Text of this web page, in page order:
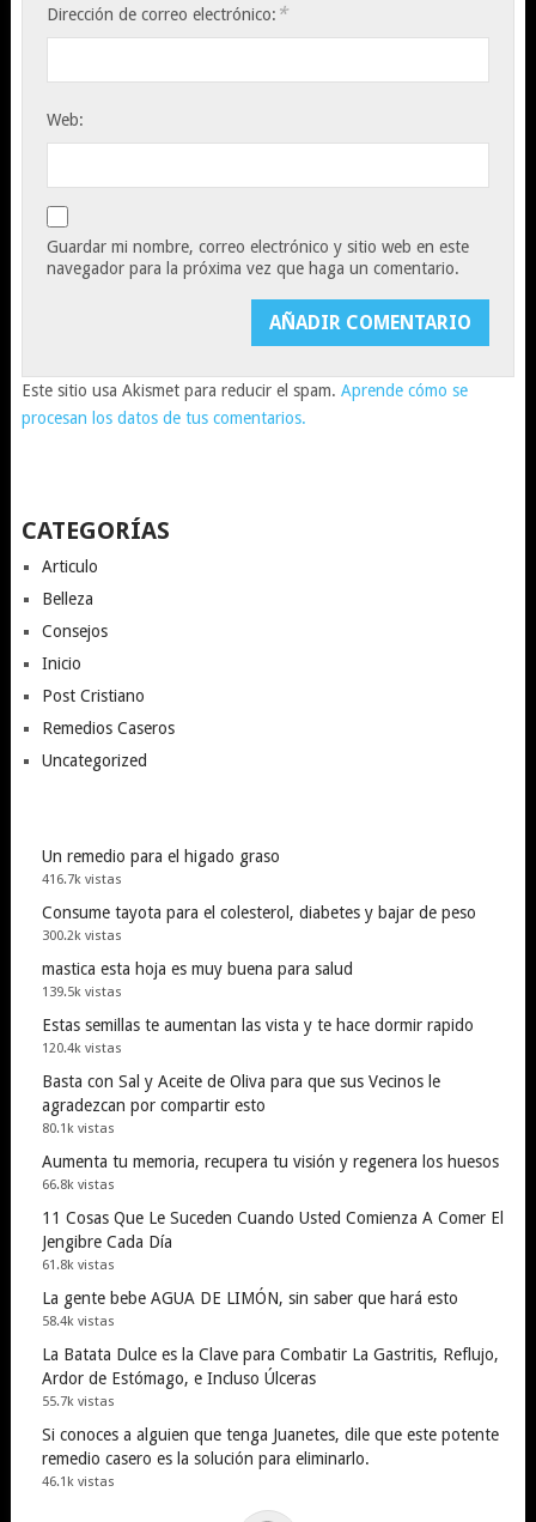
Dirección de correo electrónico: *
Web:
Guardar mi nombre, correo electrónico y sitio web en este
navegador para la próxima vez que haga un comentario.
Este sitio usa Akismet para reducir el spam. Aprende cómo se
procesan los datos de tus comentarios.
CATEGORÍAS
Articulo
Belleza
Consejos
Inicio
Post Cristiano
Remedios Caseros
Uncategorized
Un remedio para el higado graso
416.7k vistas
Consume tayota para el colesterol, diabetes y bajar de peso
300.2k vistas
mastica esta hoja es muy buena para salud
139.5k vistas
Estas semillas te aumentan las vista y te hace dormir rapido
120.4k vistas
Basta con Sal y Aceite de Oliva para que sus Vecinos le
agradezcan por compartir esto
80.1k vistas
Aumenta tu memoria, recupera tu visión y regenera los huesos
66.8k vistas
11 Cosas Que Le Suceden Cuando Usted Comienza A Comer El
Jengibre Cada Día
61.8k vistas
La gente bebe AGUA DE LIMÓN, sin saber que hará esto
58.4k vistas
La Batata Dulce es la Clave para Combatir La Gastritis, Reflujo,
Ardor de Estómago, e Incluso Úlceras
55.7k vistas
Si conoces a alguien que tenga Juanetes, dile que este potente
remedio casero es la solución para eliminarlo.
46.1k vistas